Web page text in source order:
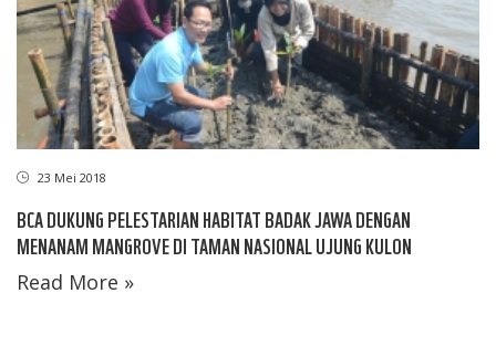
23 Mei 2018
BCA DUKUNG PELESTARIAN HABITAT BADAK JAWA DENGAN
MENANAM MANGROVE DI TAMAN NASIONAL UJUNG KULON
Read More »